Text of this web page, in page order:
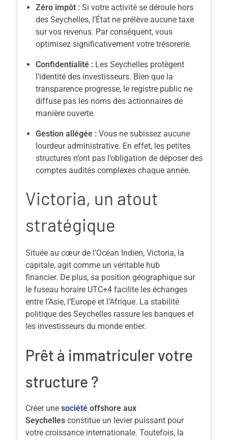
Zéro impôt : Si votre activité se déroule hors
des Seychelles, l’État ne prélève aucune taxe
sur vos revenus. Par conséquent, vous
optimisez significativement votre trésorerie.
Confidentialité : Les Seychelles protègent
l’identité des investisseurs. Bien que la
transparence progresse, le registre public ne
diffuse pas les noms des actionnaires de
manière ouverte.
Gestion allégée : Vous ne subissez aucune
lourdeur administrative. En effet, les petites
structures n’ont pas l’obligation de déposer des
comptes audités complexes chaque année.
Victoria, un atout
stratégique
Située au cœur de l’Océan Indien, Victoria, la
capitale, agit comme un véritable hub
financier. De plus, sa position géographique sur
le fuseau horaire UTC+4 facilite les échanges
entre l’Asie, l’Europe et l’Afrique. La stabilité
politique des Seychelles rassure les banques et
les investisseurs du monde entier.
Prêt à immatriculer votre
structure ?
Créer une société offshore aux
Seychelles constitue un levier puissant pour
votre croissance internationale. Toutefois, la